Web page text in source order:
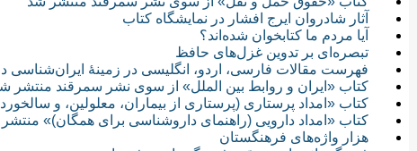
آثار شادروان ایرج افشار در نمایشگاه کتاب
آیا مردم ما کتابخوان شده‌اند؟
تبصره‌ای بر تدوین غزل‌های حافظ
فهرست مقالات فارسی، اردو، انگلیسی در زمینۀ ایران‌شناسی
کتاب «ایران و روابط بین الملل» از سوی نشر سمرقند منتشر
کتاب «امداد پرستارى (پرستارى از بیماران، معلولین، و
کتاب «امداد دارويى (راهنماى داروشناسى براى همگان)»
هزار واژه‌های فرهنگستان